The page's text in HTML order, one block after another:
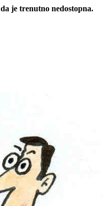
je trenutno nedostopna.